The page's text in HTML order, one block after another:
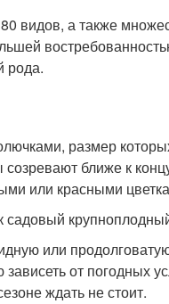
видов, а также
рода.
размер
ближе к
или красными
или
зависеть от погодных
ждать не стоит.